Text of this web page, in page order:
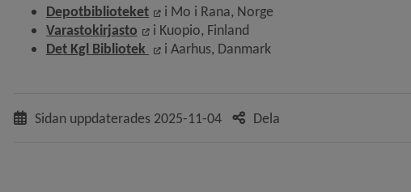
Lån utanför Norden
Referenshjälp för fjärrlån
Depotbiblioteket Länk till annan webbplats, öppnas i nytt
i Mo i Rana, Norge
Varastokirjasto
Länk till annan webbplats, öppnas i nytt
i Kuopio, Finland
Det Kgl Bibliotek
Länk till annan webbplats, öppnas i nytt
i Aarhus, Danmark
Sidan uppdaterades 2025-11-04 Dela